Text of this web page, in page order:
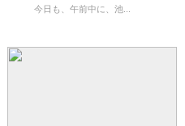
今日も、午前中に、池...